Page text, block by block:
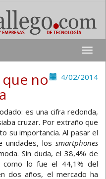
Toggle
4/02/2014
no
es una cifra redonda,
cruzar. Por extraño que
su importancia. Al pasar el
unidades, los smartphones
Sin duda, el 38,4% de
como lo fue el 44,1% del
dos años, el mercado ha